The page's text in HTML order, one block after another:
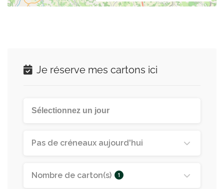
Je réserve mes cartons ici
Pas de créneaux aujourd'hui
Nombre de carton(s) 1